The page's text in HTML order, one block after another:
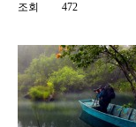
조회
472